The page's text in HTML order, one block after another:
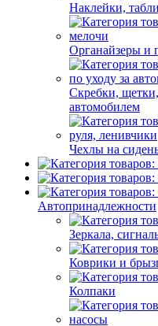
Наклейки,
Органайзеры и
Скребки,
автомобилем
Чехлы на
Автопринадлежности
Зеркала,
Коврики и
Колпаки